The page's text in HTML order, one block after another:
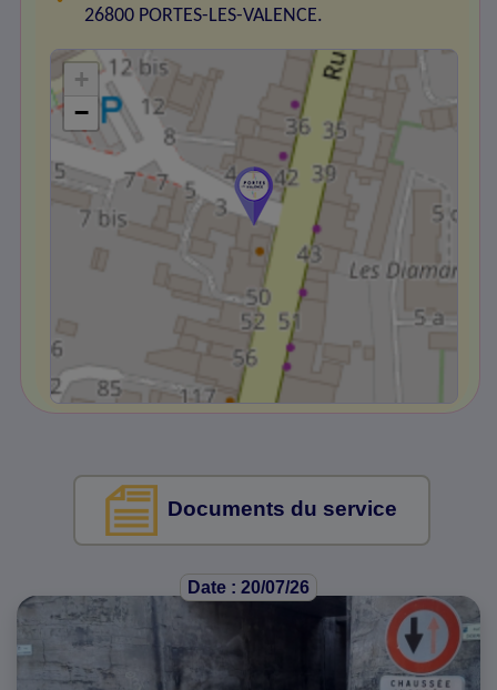
26800 PORTES-LES-VALENCE.
+
−
Documents du service
Date : 20/07/26